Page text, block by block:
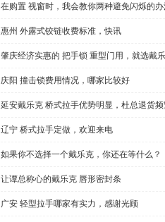
在购置 视窗时，我会教你两种避免闪烁的
惠州 外露式铰链收费标准，快讯
肇庆经济实惠的 把手锁 重型门用，就选戴
庆阳 撞击锁费用情况，哪家比较好
延安戴乐克 桥式拉手优势明显，杜总退货
辽宁 桥式拉手定做，欢迎来电
如果你不选择一个戴乐克，你还在等什么？
让谭总称心的戴乐克 唇形密封条
广安 轻型拉手哪家有实力，感谢光顾